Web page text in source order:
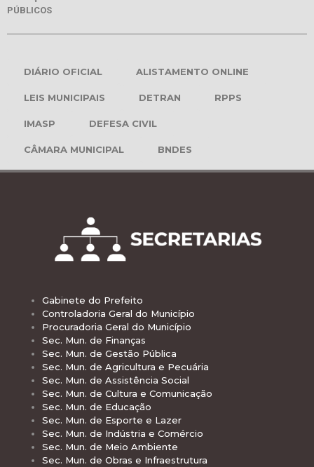
PÚBLICOS
DIÁRIO OFICIAL ALISTAMENTO ONLINE
LEIS MUNICIPAIS DETRAN RPPS
IMASP DEFESA CIVIL
CÂMARA MUNICIPAL BNDES
Gabinete do Prefeito
Controladoria Geral do Município
Procuradoria Geral do Município
Sec. Mun. de Finanças
Sec. Mun. de Gestão Pública
Sec. Mun. de Agricultura e Pecuária
Sec. Mun. de Assistência Social
Sec. Mun. de Cultura e Comunicação
Sec. Mun. de Educação
Sec. Mun. de Esporte e Lazer
Sec. Mun. de Indústria e Comércio
Sec. Mun. de Meio Ambiente
Sec. Mun. de Obras e Infraestrutura